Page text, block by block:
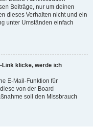
Beiträge, nur um deinen
dieses Verhalten nicht und ein
unter Umständen einfach
Link klicke, werde ich
E-Mail-Funktion für
von der Board-
soll den Missbrauch